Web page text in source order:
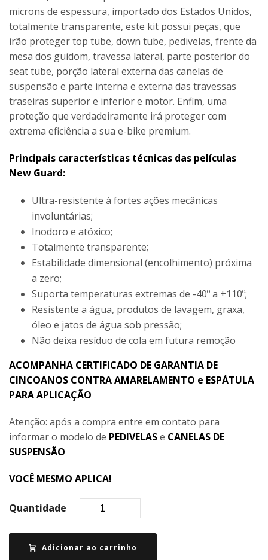
microns de espessura, importado dos Estados Unidos,
totalmente transparente, este kit possui peças, que
irão proteger top tube, down tube, pedivelas, frente da
mesa dos guidom, travessa lateral, parte posterior do
seat tube, porção lateral externa das canelas de
suspensão e parte interna e externa das travessas
traseiras superior e inferior e motor. Enfim, uma
proteção que verdadeiramente irá proteger com
extrema eficiência a sua e-bike premium.
Principais características técnicas das películas
New Guard:
Ultra-resistente à fortes ações mecânicas
involuntárias;
Inodoro e atóxico;
Totalmente transparente;
Estabilidade dimensional (encolhimento) próxima
a zero;
Suporta temperaturas extremas de -40º a +110º;
Resistente a água, produtos de lavagem, graxa,
óleo e jatos de água sob pressão;
Não deixa resíduo de cola em futura remoção
ACOMPANHA CERTIFICADO DE GARANTIA DE
CINCOANOS CONTRA AMARELAMENTO e ESPÁTULA
PARA APLICAÇÃO
Atenção: após a compra entre em contato para
informar o modelo de PEDIVELASe CANELAS DE
SUSPENSÃO
VOCÊ MESMO APLICA!
Quantidade
Adicionar ao carrinho